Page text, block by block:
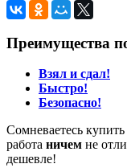
Преимущества
Взял и сдал!
Быстро!
Безопасно!
Сомневаетесь
работа ничем не
дешевле!